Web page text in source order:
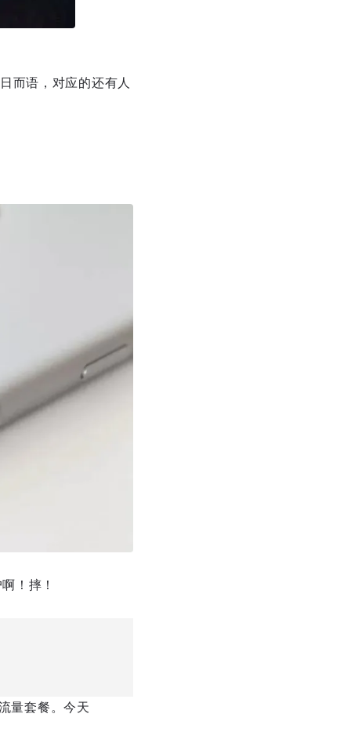
而语，对应的还有人
！摔！
量套餐。今天